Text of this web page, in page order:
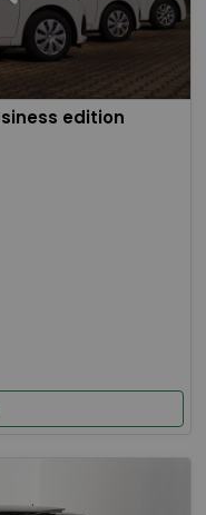
edition